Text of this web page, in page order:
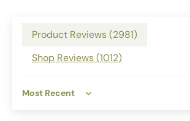
Product Reviews (2981)
Shop Reviews (1012)
Sort by